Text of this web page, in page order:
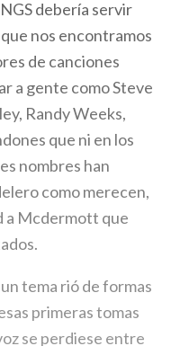
debería servir
nos encontramos
de canciones
a gente como Steve
Randy Weeks,
que ni en los
nombres han
como merecen,
a Mcdermott que
tema rió de formas
primeras tomas
se perdiese entre